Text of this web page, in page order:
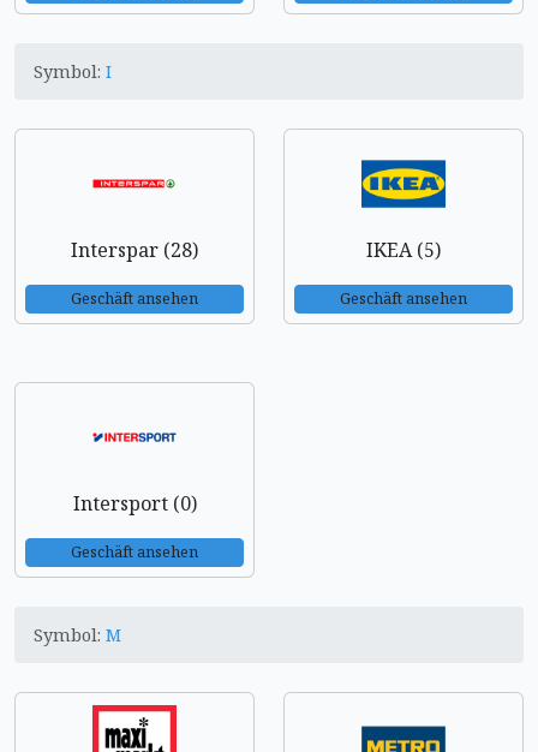
Symbol: I
Interspar (28)
Geschäft ansehen
IKEA (5)
Geschäft ansehen
Intersport (0)
Geschäft ansehen
Symbol: M